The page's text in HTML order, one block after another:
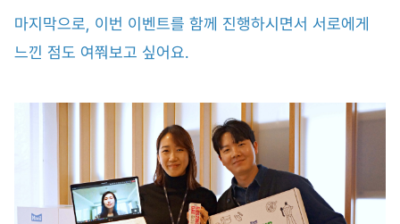
마지막으로, 이번 이벤트를 함께 진행하시면서 서로에게
느낀 점도 여쭤보고 싶어요.